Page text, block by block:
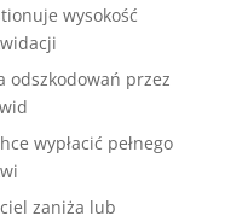
wysokość
odszkodowań przez
wypłacić pełnego
zaniża lub